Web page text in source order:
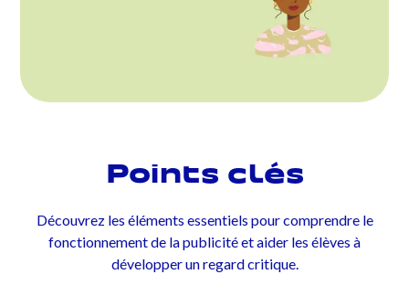
Points clés
Découvrez les éléments essentiels pour comprendre le
fonctionnement de la publicité et aider les élèves à
développer un regard critique.